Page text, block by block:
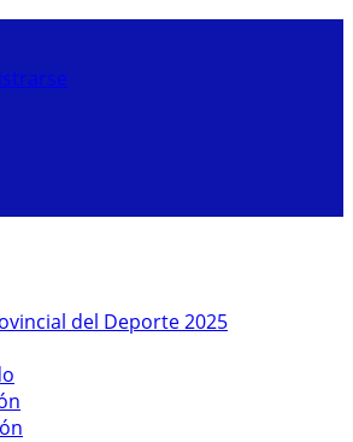
del Deporte 2025